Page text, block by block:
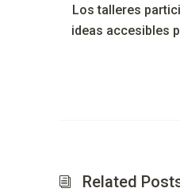
Los talleres
ideas accesibles
Related